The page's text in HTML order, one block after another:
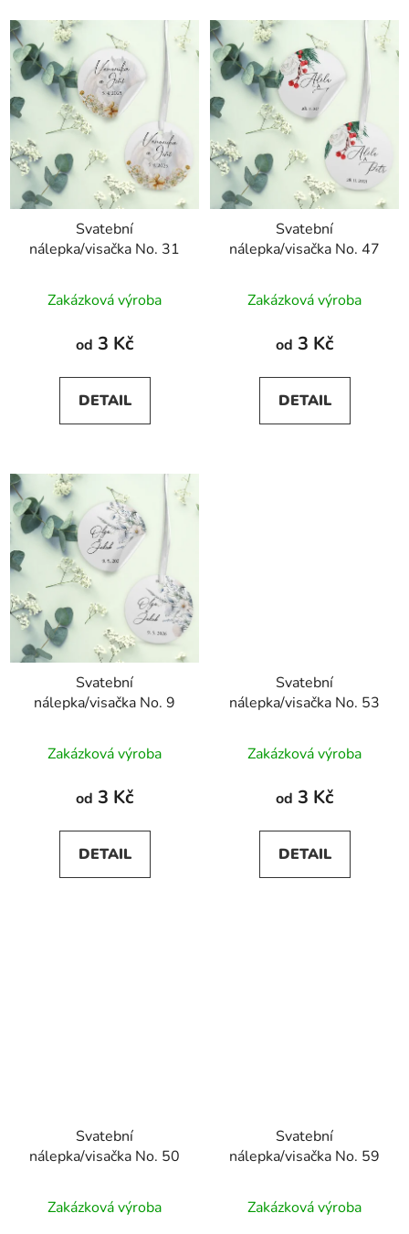
Svatební
nálepka/visačka No. 31
Zakázková výroba
od 3 Kč
DETAIL
Svatební
nálepka/visačka No. 47
Zakázková výroba
od 3 Kč
DETAIL
Svatební
nálepka/visačka No. 9
Zakázková výroba
od 3 Kč
DETAIL
Svatební
nálepka/visačka No. 53
Zakázková výroba
od 3 Kč
DETAIL
Svatební
nálepka/visačka No. 50
Zakázková výroba
Svatební
nálepka/visačka No. 59
Zakázková výroba